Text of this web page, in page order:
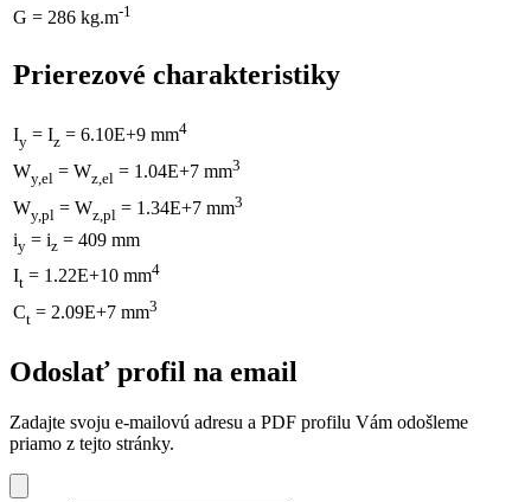
G = 286 kg.m-1
Prierezové charakteristiky
Iy = Iz = 6.10E+9 mm4
Wy,el = Wz,el = 1.04E+7 mm3
Wy,pl = Wz,pl = 1.34E+7 mm3
iy = iz = 409 mm
It = 1.22E+10 mm4
Ct = 2.09E+7 mm3
Odoslať profil na email
Zadajte svoju e-mailovú adresu a PDF profilu Vám odošleme
priamo z tejto stránky.